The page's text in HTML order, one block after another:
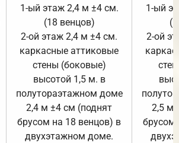
1-ый этаж 2,4 м ±4 см.
(18 венцов)
2-ой этаж 2,4 м ±4 см.
каркасные аттиковые
стены (боковые)
высотой 1,5 м. в
полутораэтажном доме
2,4 м ±4 см (поднят
брусом на 18 венцов) в
двухэтажном доме.
1-ый
2-ой
2,5 м
брусом